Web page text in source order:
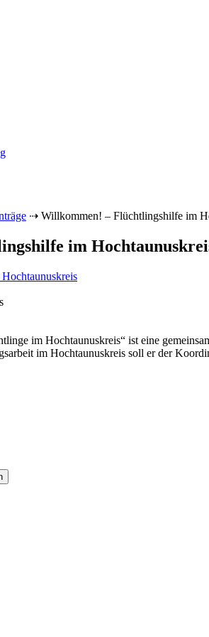
⇢ Willkommen! – Flüchtlingshilfe im
im
im Hochtaunuskreis“ ist eine
im Hochtaunuskreis soll er der